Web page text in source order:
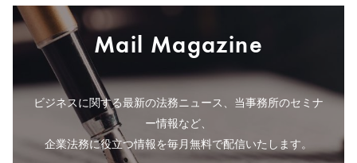
Mail Magazine
ビジネスに関する最新の法務ニュース、当事務所のセミナ
ー情報など、
企業法務に役立つ情報を毎月無料で配信いたします。